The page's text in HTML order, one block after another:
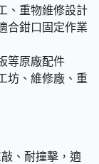
、重物維修設計
合鉗口固定作業
等原廠配件
坊、維修廠、重
、耐撞擊，適